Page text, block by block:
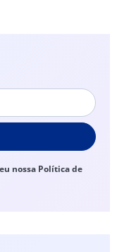
nossa Política de